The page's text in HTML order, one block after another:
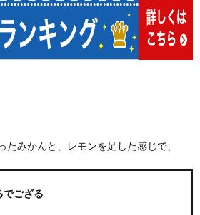
たみかんと、レモンを足した感じで、
でござる